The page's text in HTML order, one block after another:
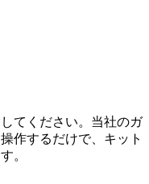
てください。当社のガ
作するだけで、キット
。